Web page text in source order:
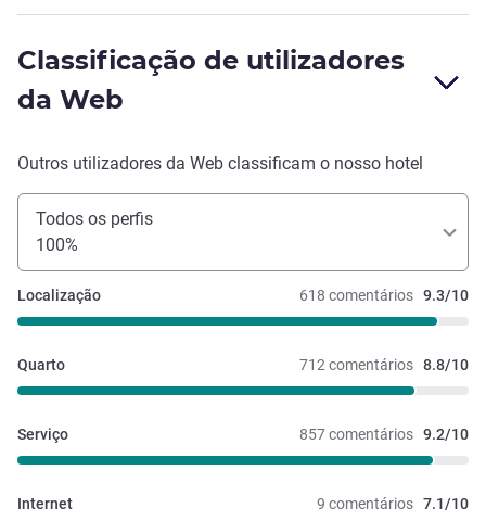
Classificação de utilizadores
da Web
Outros utilizadores da Web classificam o nosso hotel
Todos os perfis
100%
618 comentários 9.3/10
Localização
712 comentários 8.8/10
Quarto
857 comentários 9.2/10
Serviço
9 comentários 7.1/10
Internet